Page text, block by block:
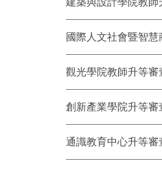
國際人文社會暨智慧
觀光學院教師升等審
創新產業學院升等審
通識教育中心升等審